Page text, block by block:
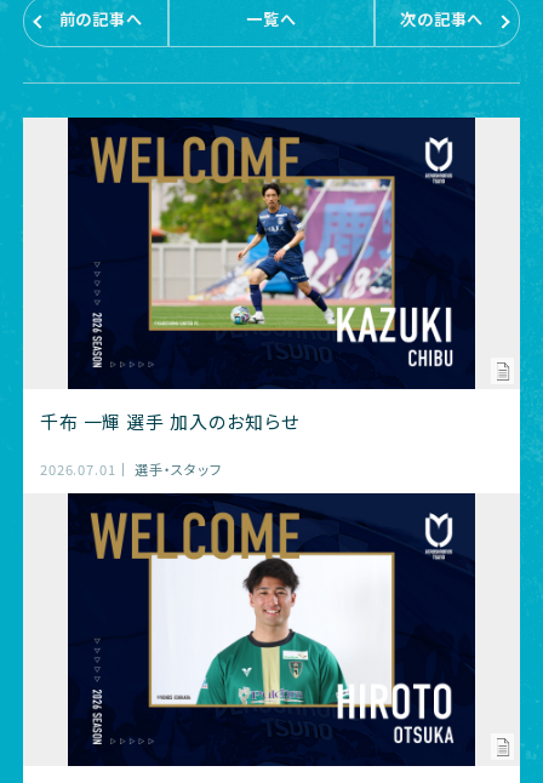
前の記事へ 一覧へ 次の記事へ
千布 一輝 選手 加入のお知らせ
2026.07.01 選手・スタッフ